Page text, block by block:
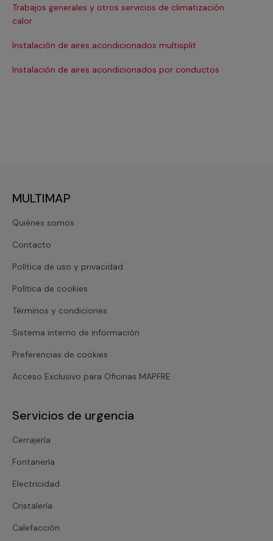
Trabajos generales y otros servicios de climatización
calor
Instalación de aires acondicionados multisplit
Instalación de aires acondicionados por conductos
MULTIMAP
Quiénes somos
Contacto
Política de uso y privacidad
Política de cookies
Términos y condiciones
Sistema interno de información
Preferencias de cookies
Acceso Exclusivo para Oficinas MAPFRE
Servicios de urgencia
Cerrajería
Fontanería
Electricidad
Cristalería
Calefacción